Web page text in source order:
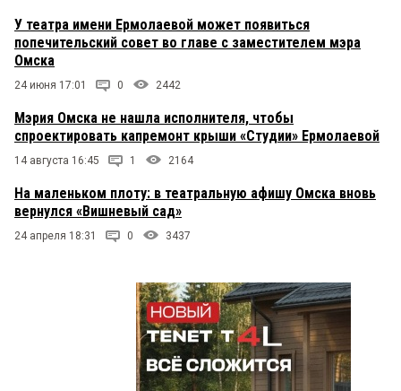
У театра имени Ермолаевой может появиться
попечительский совет во главе с заместителем мэра
Омска
24 июня 17:01 0 2442
Мэрия Омска не нашла исполнителя, чтобы
спроектировать капремонт крыши «Студии» Ермолаевой
14 августа 16:45 1 2164
На маленьком плоту: в театральную афишу Омска вновь
вернулся «Вишневый сад»
24 апреля 18:31 0 3437